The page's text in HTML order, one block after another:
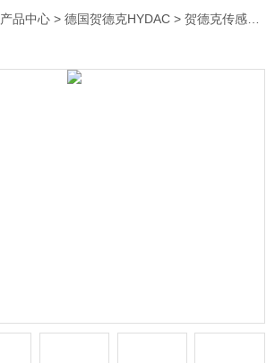
产品中心 >德国贺德克HYDAC >贺德克传感器